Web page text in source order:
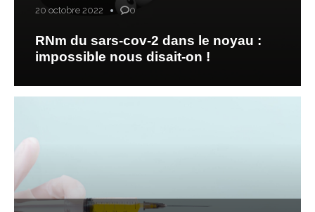
20 octobre 2022 0
RNm du sars-cov-2 dans le noyau :
impossible nous disait-on !